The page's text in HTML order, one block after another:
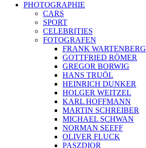
PHOTOGRAPHIE
CARS
SPORT
CELEBRITIES
FOTOGRAFEN
FRANK WARTENBERG
GOTTFRIED RÖMER
GREGOR BORWIG
HANS TRUÖL
HEINRICH DUNKER
HOLGER WEITZEL
KARL HOFFMANN
MARTIN SCHREIBER
MICHAEL SCHWAN
NORMAN SEEFF
OLIVER FLUCK
PASZDIOR